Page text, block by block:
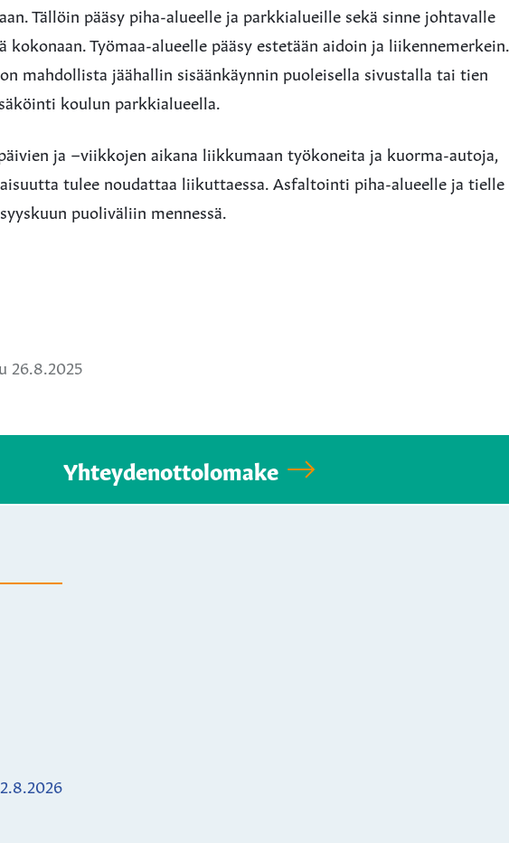
Tällöin pääsy piha-alueelle ja parkkialueille sekä sinne johtavalle
kokonaan. Työmaa-alueelle pääsy estetään aidoin ja liikennemerkein.
mahdollista jäähallin sisäänkäynnin puoleisella sivustalla tai tien
koulun parkkialueella.
ja –viikkojen aikana liikkumaan työkoneita ja kuorma-autoja,
tulee noudattaa liikuttaessa. Asfaltointi piha-alueelle ja tielle
puoliväliin mennessä.
26.8.2025
Yhteydenottolomake